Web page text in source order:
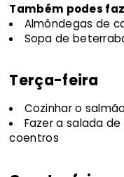
Também podes
Almôndegas de
Sopa de
Terça-feira
Cozinhar o
Fazer a salada
coentros